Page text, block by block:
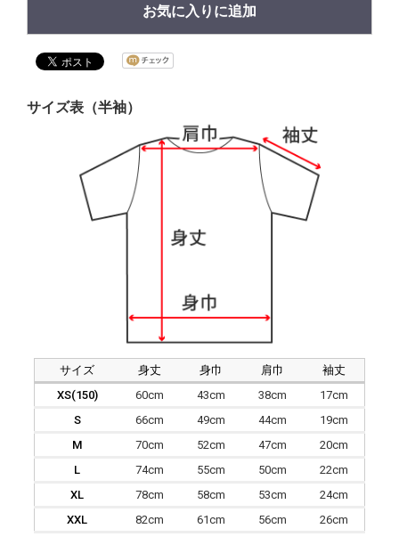
お気に入りに追加
サイズ表（半袖）
サイズ 身丈 身巾 肩巾
袖丈
XS(150)
60cm 43cm 38cm
17cm
S
66cm 49cm 44cm
19cm
M
70cm 52cm 47cm
20cm
L
74cm 55cm 50cm
22cm
XL
78cm 58cm 53cm
24cm
XXL
82cm 61cm 56cm 26cm